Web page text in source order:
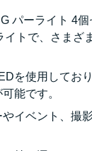
パーライト 4
イトで、さまざ
を使用してお
能です。
イベント、撮